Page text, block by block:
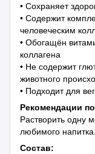
• Сохраняет
• Содержит
человеческим
• Обогащён
коллагена
• Не содержит
животного
• Подходит для
Рекомендации
Растворить одну
любимого
Состав: